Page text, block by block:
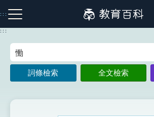
到
主
:::
注音索引圖示 筆畫索引圖示
:::
詞條檢索 全文檢索